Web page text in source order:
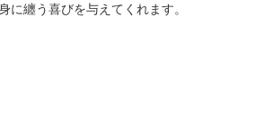
に纏う喜びを与えてくれます。